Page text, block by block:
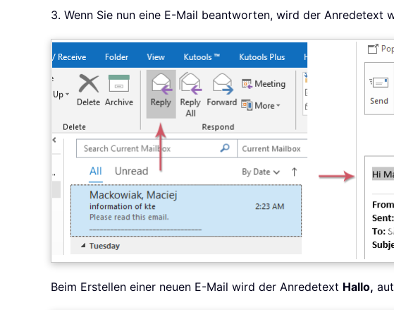
3. Wenn Sie nun eine E-Mail beantworten, wird der
Beim Erstellen einer neuen E-Mail wird der Anredetext Hallo,